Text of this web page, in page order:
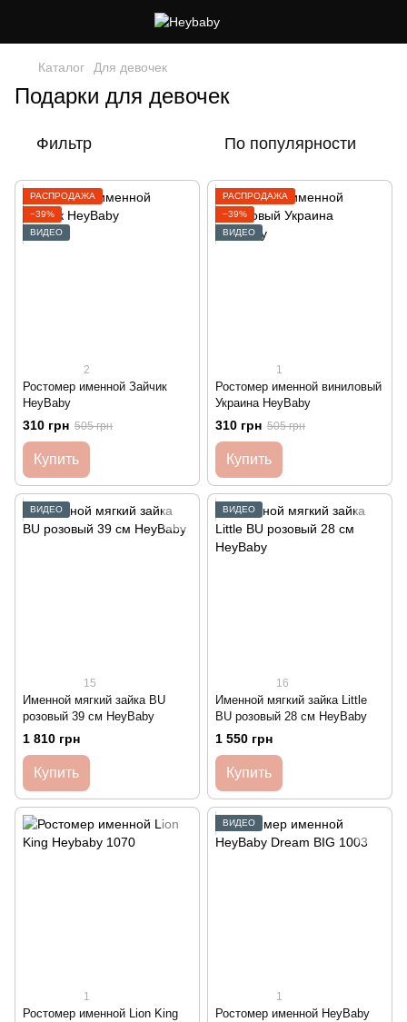
Каталог Для девочек
Подарки для девочек
Фильтр По популярности
РАСПРОДАЖА
−39%
ВИДЕО
2
Ростомер именной Зайчик
HeyBaby
310 грн 505 грн
Купить
РАСПРОДАЖА
−39%
ВИДЕО
1
Ростомер именной виниловый
Украина HeyBaby
310 грн 505 грн
Купить
ВИДЕО
15
Именной мягкий зайка BU
розовый 39 см HeyBaby
1 810 грн
Купить
ВИДЕО
16
Именной мягкий зайка Little
BU розовый 28 см HeyBaby
1 550 грн
Купить
1
Ростомер именной Lion King
ВИДЕО
1
Ростомер именной HeyBaby